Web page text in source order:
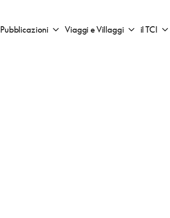
"Consigli di viaggio"
Pubblicazioni Apri sotto menu "Pubblicazioni"
Viaggi e Villaggi Apri sotto
il TCI